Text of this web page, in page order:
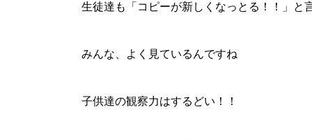
生徒達も「コピーが新しくなっとる！！」と
みんな、よく見ているんですね
子供達の観察力はするどい！！